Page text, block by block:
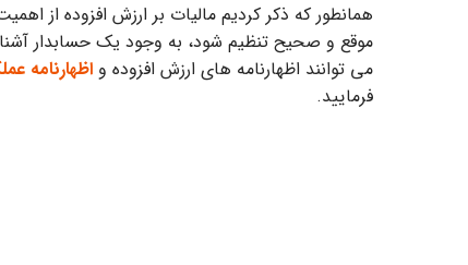
همانطور که ذکر کردیم مالیات بر ارزش افزوده از
موقع و صحیح تنظیم شود، به وجود یک حسابدار آشنا
می توانند اظهارنامه های ارزش افزوده و اظهارنامه
فرمایید.